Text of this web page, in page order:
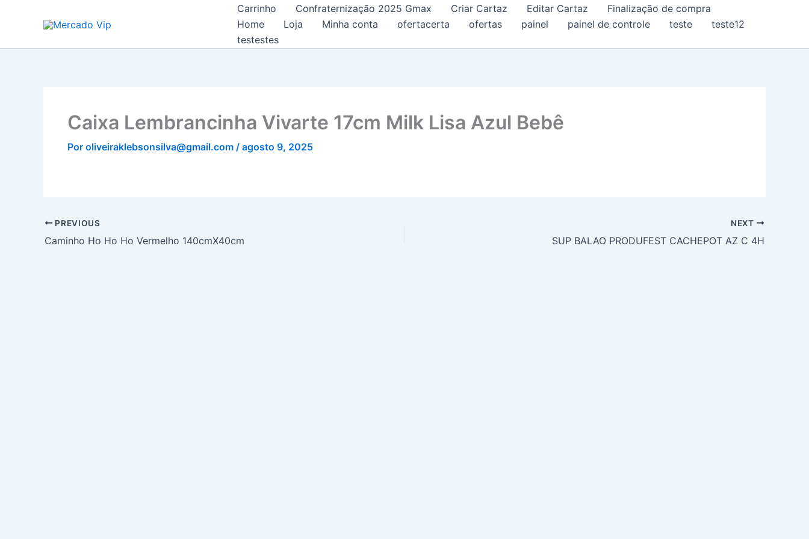
Carrinho Confraternização 2025 Gmax Criar Cartaz Editar Cartaz
Finalização de compra
Home
Loja Minha conta ofertacerta ofertas painel painel de controle teste
teste12
testestes
Caixa Lembrancinha Vivarte 17cm Milk Lisa Azul Bebê
Por oliveiraklebsonsilva@gmail.com / agosto 9, 2025
PREVIOUS
Caminho Ho Ho Ho Vermelho 140cmX40cm
NEXT
SUP BALAO PRODUFEST CACHEPOT AZ C 4H